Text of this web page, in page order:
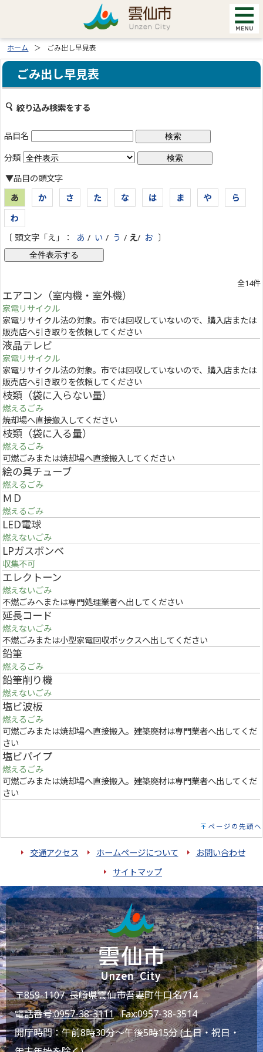
ホーム ごみ出し早見表
ごみ出し早見表
絞り込み検索をする
品目名
分類
▼品目の頭文字
あ
か さ た な は ま や
ら
わ
〔 頭文字「え」：
あ / い / う / え/ お 〕
全14件
エアコン（室内機・室外機）
家電リサイクル
家電リサイクル法の対象。市では回収していないので、購入店または
販売店へ引き取りを依頼してください
液晶テレビ
家電リサイクル
家電リサイクル法の対象。市では回収していないので、購入店または
販売店へ引き取りを依頼してください
枝類（袋に入らない量）
燃えるごみ
焼却場へ直接搬入してください
枝類（袋に入る量）
燃えるごみ
可燃ごみまたは焼却場へ直接搬入してください
絵の具チューブ
燃えるごみ
ＭＤ
燃えるごみ
LED電球
燃えないごみ
LPガスボンベ
収集不可
エレクトーン
燃えないごみ
不燃ごみへまたは専門処理業者へ出してください
延長コード
燃えないごみ
不燃ごみまたは小型家電回収ボックスへ出してください
鉛筆
燃えるごみ
鉛筆削り機
燃えないごみ
塩ビ波板
燃えるごみ
可燃ごみまたは焼却場へ直接搬入。建築廃材は専門業者へ出してくだ
さい
塩ビパイプ
燃えるごみ
可燃ごみまたは焼却場へ直接搬入。建築廃材は専門業者へ出してくだ
さい
ページの先頭へ
交通アクセス ホームページについて
お問い合わせ
サイトマップ
〒859-1107 長崎県雲仙市吾妻町牛口名714
電話番号:0957-38-3111Fax:0957-38-3514
開庁時間：午前8時30分～午後5時15分 (土日・祝日・